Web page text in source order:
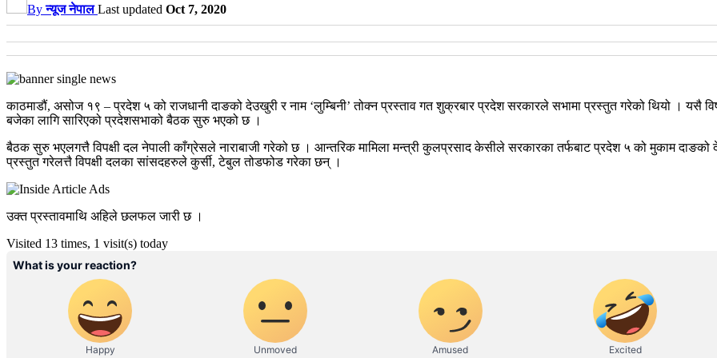
Byन्यूज नेपाल Last updated Oct 7, 2020
काठमाडौं, असोज १९ – प्रदेश ५ को राजधानी दाङको देउखुरी र नाम ‘लुम्बिनी’ तोक्न प्रस्ताव गत शुक्रबार प्रदेश सरकारले सभामा प्रस्तुत गरेको थियो । यसै
बजेका लागि सारिएको प्रदेशसभाको बैठक सुरु भएको छ ।
बैठक सुरु भएलगत्तै विपक्षी दल नेपाली काँग्रेसले नाराबाजी गरेको छ । आन्तरिक मामिला मन्त्री कुलप्रसाद केसीले सरकारका तर्फबाट प्रदेश ५ को मुकाम दाङको
प्रस्तुत गरेलत्तै विपक्षी दलका सांसदहरुले कुर्सी, टेबुल तोडफोड गरेका छन् ।
उक्त प्रस्तावमाथि अहिले छलफल जारी छ ।
Visited 13 times, 1 visit(s) today